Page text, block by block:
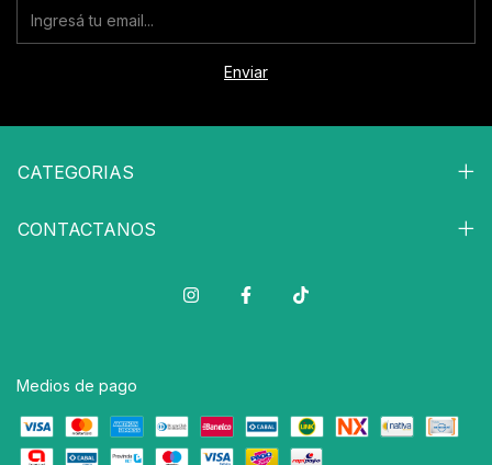
CATEGORIAS
CONTACTANOS
Medios de pago